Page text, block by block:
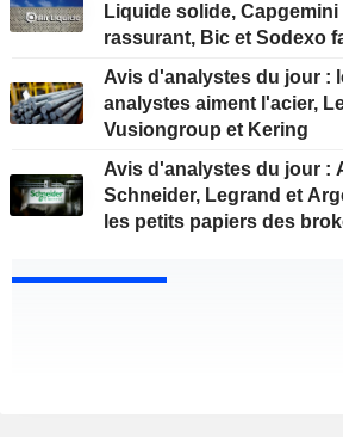
Liquide solide, Capgemini
rassurant, Bic et Sodexo
Avis d'analystes du jour :
analystes aiment l'acier,
Vusiongroup et Kering
Avis d'analystes du jour :
Schneider, Legrand et
les petits papiers des